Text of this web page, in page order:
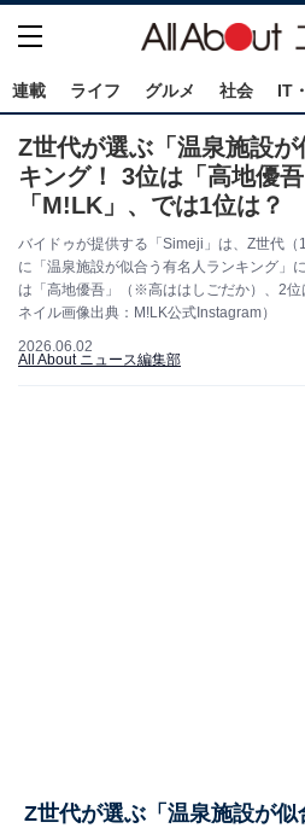
連載 ライフ グルメ 社会 IT
Z世代が選ぶ「温泉施設
キング！ 3位は「高地優
「M!LK」、では1位は？
バイドゥが提供する「Simeji」は、Z世代
に「温泉施設が似合う有名人ランキング」
は「高地優吾」（※高ははしごだか）、2
ネイル画像出典：M!LK公式Instagram）
2026.06.02
All About ニュース編集部
Z世代が選ぶ「温泉施設が